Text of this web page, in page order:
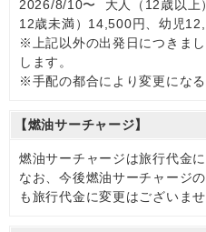
2026/8/10〜 大人（12歳以上
12歳未満）14,500円、幼児
※上記以外の出発日につきま
します。
※手配の都合により変更になる
【燃油サーチャージ】
燃油サーチャージは旅行代金
なお、今後燃油サーチャージ
も旅行代金に変更はございませ